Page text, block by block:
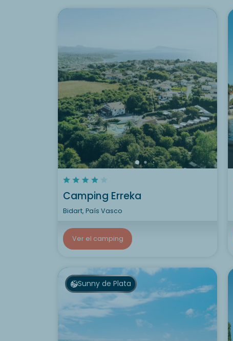
Camping Erreka
Bidart, País Vasco
Ver el camping
Sunny de Plata